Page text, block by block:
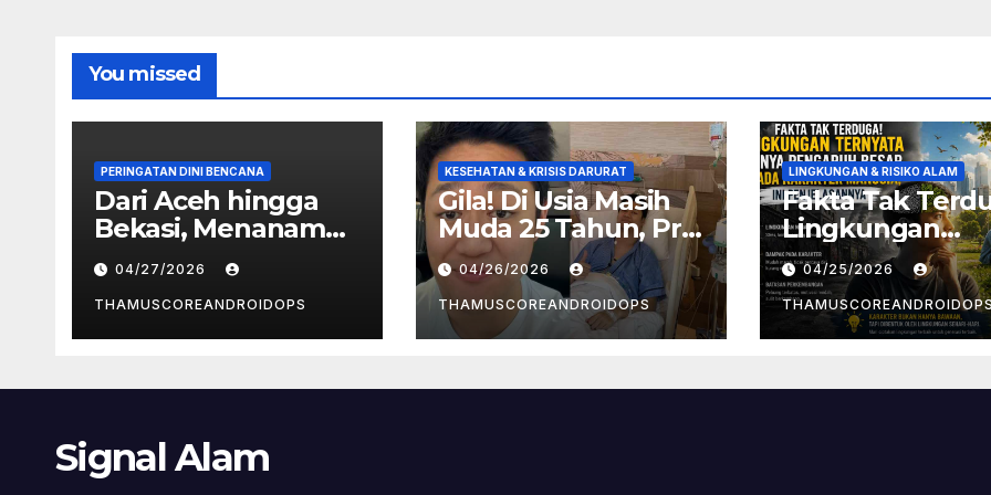
You missed
PERINGATAN DINI BENCANA
Dari Aceh hingga
Bekasi, Menanam
Pohon Jadi Upaya
Redam Bencana
Alam
04/27/2026
THAMUSCOREANDROIDOPS
KESEHATAN & KRISIS DARURAT
Gila! Di Usia Masih
Muda 25 Tahun, Pria
Jakut Divonis
Kanker Limfoma, Ini
Dugaan
Penyebabnya
04/26/2026
THAMUSCOREANDROIDOPS
LINGKUNGAN & RISIKO ALAM
Fakta Tak
Lingkungan
Ternyata Punya
Pengaruh
Pada Karakter
Manusia, Ini
04/25/2026
Signal Alam